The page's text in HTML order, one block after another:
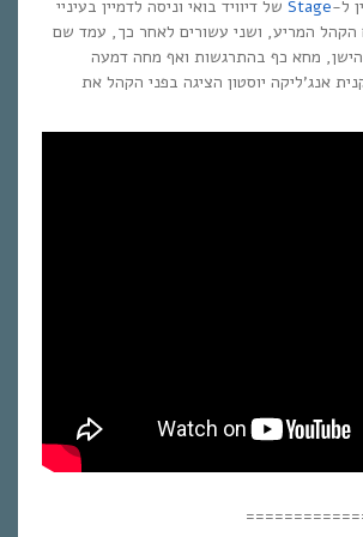
ל-Stage של דיוויד בואי וניסה לדמיין בעיניי
הקהל המריע, ושני עשורים לאחר כך, עמד שם
הישן, מחא כף בהתרגשות ואף מחה דמעה
אנג’ליקה יוסטון הציגה בפני הקהל את